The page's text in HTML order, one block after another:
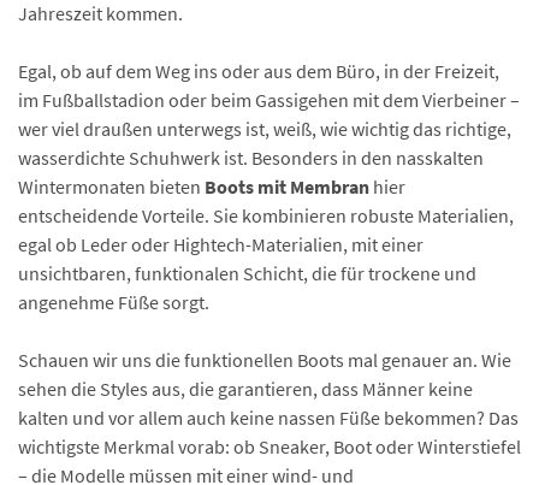
Jahreszeit kommen.
Egal, ob auf dem Weg ins oder aus dem Büro, in der Freizeit,
im Fußballstadion oder beim Gassigehen mit dem Vierbeiner –
wer viel draußen unterwegs ist, weiß, wie wichtig das richtige,
wasserdichte Schuhwerk ist. Besonders in den nasskalten
Wintermonaten bieten Boots mit Membran hier
entscheidende Vorteile. Sie kombinieren robuste Materialien,
egal ob Leder oder Hightech-Materialien, mit einer
unsichtbaren, funktionalen Schicht, die für trockene und
angenehme Füße sorgt.
Schauen wir uns die funktionellen Boots mal genauer an. Wie
sehen die Styles aus, die garantieren, dass Männer keine
kalten und vor allem auch keine nassen Füße bekommen? Das
wichtigste Merkmal vorab: ob Sneaker, Boot oder Winterstiefel
– die Modelle müssen mit einer wind- und